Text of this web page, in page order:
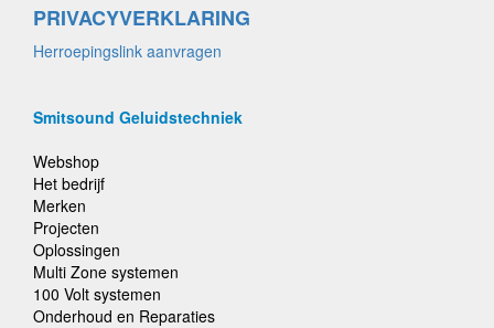
PRIVACYVERKLARING
Herroepingslink aanvragen
Smitsound Geluidstechniek
Webshop
Het bedrijf
Merken
Projecten
Oplossingen
Multi Zone systemen
100 Volt systemen
Onderhoud en Reparaties